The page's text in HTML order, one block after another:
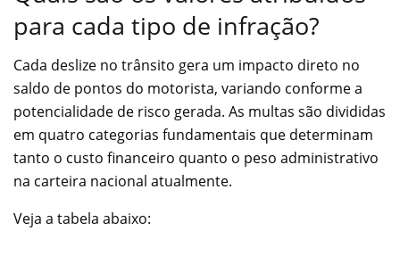
para cada tipo de infração?
Cada deslize no trânsito gera um impacto direto no
saldo de pontos do motorista, variando conforme a
potencialidade de risco gerada. As multas são divididas
em quatro categorias fundamentais que determinam
tanto o custo financeiro quanto o peso administrativo
na carteira nacional atualmente.
Veja a tabela abaixo: